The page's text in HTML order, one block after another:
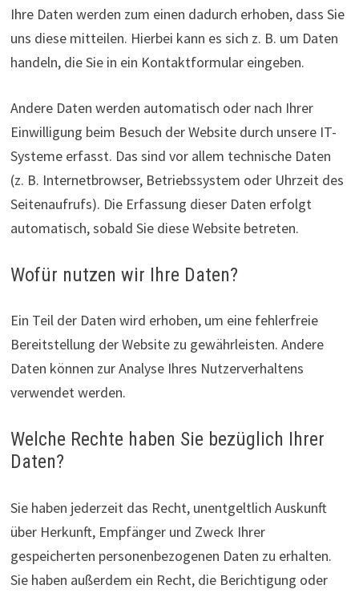
Ihre Daten werden zum einen dadurch erhoben, dass Sie
uns diese mitteilen. Hierbei kann es sich z. B. um Daten
handeln, die Sie in ein Kontaktformular eingeben.
Andere Daten werden automatisch oder nach Ihrer
Einwilligung beim Besuch der Website durch unsere IT-
Systeme erfasst. Das sind vor allem technische Daten
(z. B. Internetbrowser, Betriebssystem oder Uhrzeit des
Seitenaufrufs). Die Erfassung dieser Daten erfolgt
automatisch, sobald Sie diese Website betreten.
Wofür nutzen wir Ihre Daten?
Ein Teil der Daten wird erhoben, um eine fehlerfreie
Bereitstellung der Website zu gewährleisten. Andere
Daten können zur Analyse Ihres Nutzerverhaltens
verwendet werden.
Welche Rechte haben Sie bezüglich Ihrer
Daten?
Sie haben jederzeit das Recht, unentgeltlich Auskunft
über Herkunft, Empfänger und Zweck Ihrer
gespeicherten personenbezogenen Daten zu erhalten.
Sie haben außerdem ein Recht, die Berichtigung oder